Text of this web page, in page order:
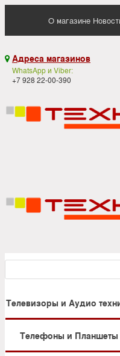
О магазине
 Адреса магазинов
WhatsApp и Viber:
+7 928 22-00-390
Телевизоры и Аудио
Телефоны и Планшеты